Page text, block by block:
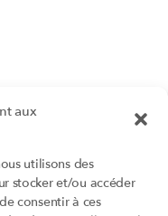
aux
utilisons des
stocker et/ou accéder
consentir à ces
DU/DIU